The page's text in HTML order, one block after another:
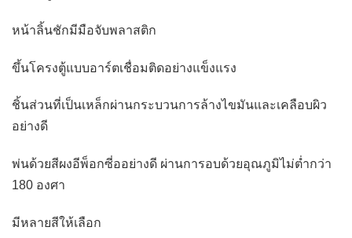
หน้าลิ้นชักมีมือจับพลาสติก
ขึ้นโครงตู้แบบอาร์ตเชื่อมติดอย่างแข็งแรง
ชิ้นส่วนที่เป็นเหล็กผ่านกระบวนการล้างไขมันและเคลือบผิว
อย่างดี
พ่นด้วยสีผงอีพ็อกซี่ออย่างดี ผ่านการอบด้วยอุณภูมิไม่ต่ำกว่า
180 องศา
มีหลายสีให้เลือก